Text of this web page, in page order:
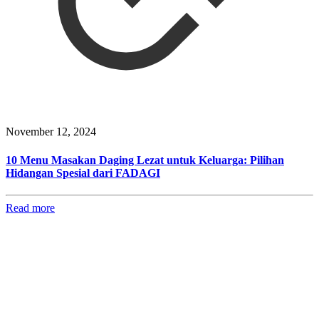
November 12, 2024
10 Menu Masakan Daging Lezat untuk Keluarga: Pilihan
Hidangan Spesial dari FADAGI
Read more